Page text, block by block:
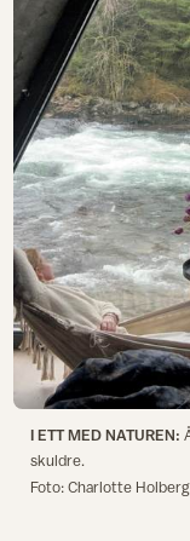
I ETT MED NATUREN:
skuldre.
Foto: Charlotte